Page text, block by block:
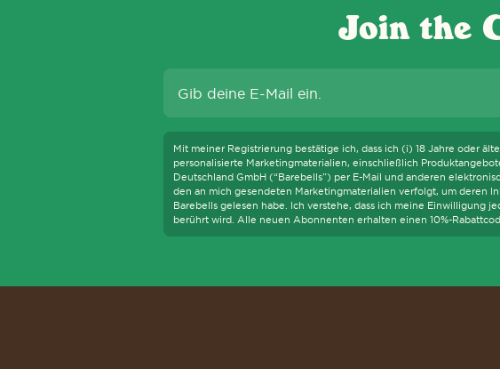
Join the
Mit meiner Registrierung bestätige ich, dass ich (i) 18 Jahre oder
personalisierte Marketingmaterialien, einschließlich
Deutschland GmbH (“Barebells”) per E-Mail und anderen
den an mich gesendeten Marketingmaterialien verfolgt, um deren
Barebells gelesen habe. Ich verstehe, dass ich meine Einwilligung
berührt wird. Alle neuen Abonnenten erhalten einen 10%-
ZUR BARRIEREFREIHEIT. DIESE VERPFLICHTUNG BEDEUTET, DASS WIR DIE